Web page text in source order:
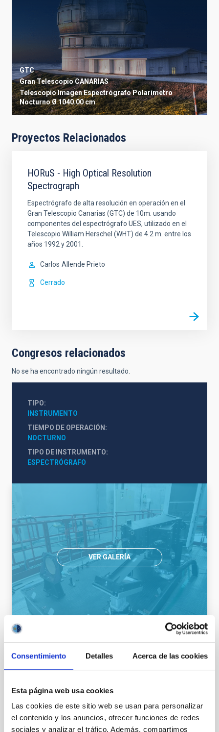
Consentimiento Detalles Acerca de las cookies
Esta página web usa cookies
Las cookies de este sitio web se usan para personalizar
el contenido y los anuncios, ofrecer funciones de redes
sociales y analizar el tráfico. Además, compartimos
GTC
Gran Telescopio CANARIAS
TelescopioImagenEspectrógrafoPolarímetro
NocturnoØ 1040.00 cm
Proyectos Relacionados
HORuS - High Optical Resolution
Spectrograph
Espectrógrafo de alta resolución en operación en el
Gran Telescopio Canarias (GTC) de 10m. usando
componentes del espectrógrafo UES, utilizado en el
Telescopio William Herschel (WHT) de 4.2 m. entre los
años 1992 y 2001.
Carlos Allende Prieto
Cerrado
Congresos relacionados
No se ha encontrado ningún resultado.
TIPO
INSTRUMENTO
TIEMPO DE OPERACIÓN
NOCTURNO
TIPO DE INSTRUMENTO
ESPECTRÓGRAFO
VER GALERÍA
Página del proyecto HORuS
Te puede interesar